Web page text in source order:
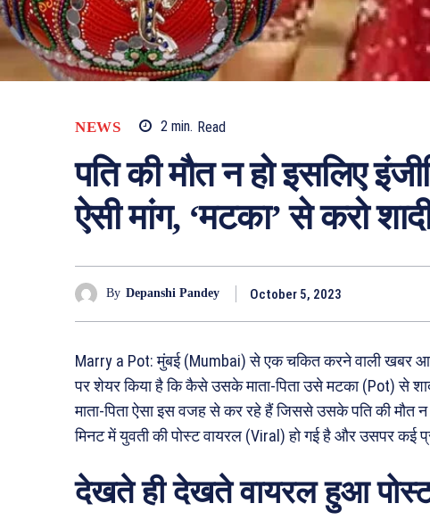
NEWS 2 min. Read
पति की मौत न हो इसलिए
ऐसी मांग, ‘मटका’ से करो
By Depanshi Pandey October 5, 2023
Marry a Pot: मुंबई (Mumbai) से एक चकित करने वाली खबर
पर शेयर किया है कि कैसे उसके माता-पिता उसे मटका (Pot) से
माता-पिता ऐसा इस वजह से कर रहे हैं जिससे उसके पति की मौत न
मिनट में युवती की पोस्ट वायरल (Viral) हो गई है और उसपर कई
देखते ही देखते वायरल हुआ